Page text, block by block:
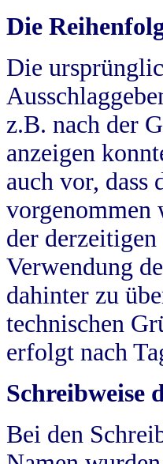
Die
Die
z.B. nach der
anzeigen
auch vor,
vorgenommen
der
Verwendung
dahinter zu
technischen
erfolgt nach
Schreibweise
Bei den